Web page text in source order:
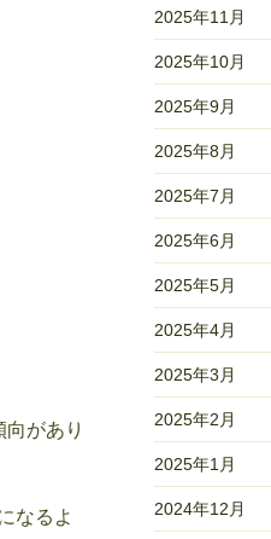
向があり
なるよ
2025年11月
2025年10月
2025年9月
2025年8月
2025年7月
2025年6月
2025年5月
2025年4月
2025年3月
2025年2月
2025年1月
2024年12月